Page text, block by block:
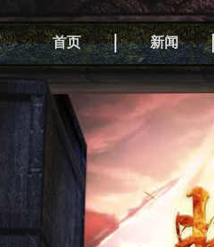
首页 新闻